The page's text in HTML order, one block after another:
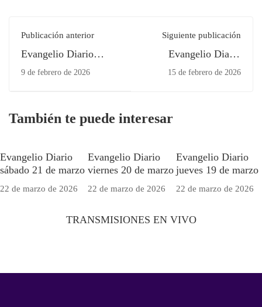
Publicación anterior
Evangelio Diario
Domingo 08 de
9 de febrero de 2026
Siguiente publicación
Evangelio Diario
Martes 10 de Febrero
15 de febrero de 2026
También te puede interesar
Evangelio Diario
sábado 21 de marzo
22 de marzo de 2026
Evangelio Diario
viernes 20 de marzo
22 de marzo de 2026
Evangelio Diario
jueves 19 de marzo
22 de marzo de 2026
TRANSMISIONES EN VIVO